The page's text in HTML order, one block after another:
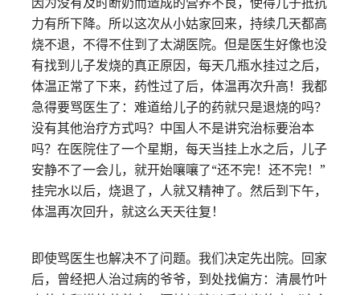
力有所下降。所以这次从小姑家回来，持续几天都高
烧不退，不得不住到了太湖医院。但是医生好像也没
有找到儿子发烧的真正原因，每天几瓶水挂过之后，
体温正常了下来，药性过了后，体温再次升高！我都
急得要骂医生了：难道给儿子的药就只是退烧的吗？
没有其他治疗方式吗？中国人不是讲究治标要治本
吗？在医院住了一个星期，每天当挂上水之后，儿子
安静不了一会儿，就开始嚷嚷了“还不完！还不完！”
挂完水以后，烧退了，人就又精神了。然后到下午，
体温再次回升，就这么天天往复！
即使骂医生也解决不了问题。我们决定先出院。回家
后，曾经把人治过病的爷爷，到处找偏方：清晨竹叶